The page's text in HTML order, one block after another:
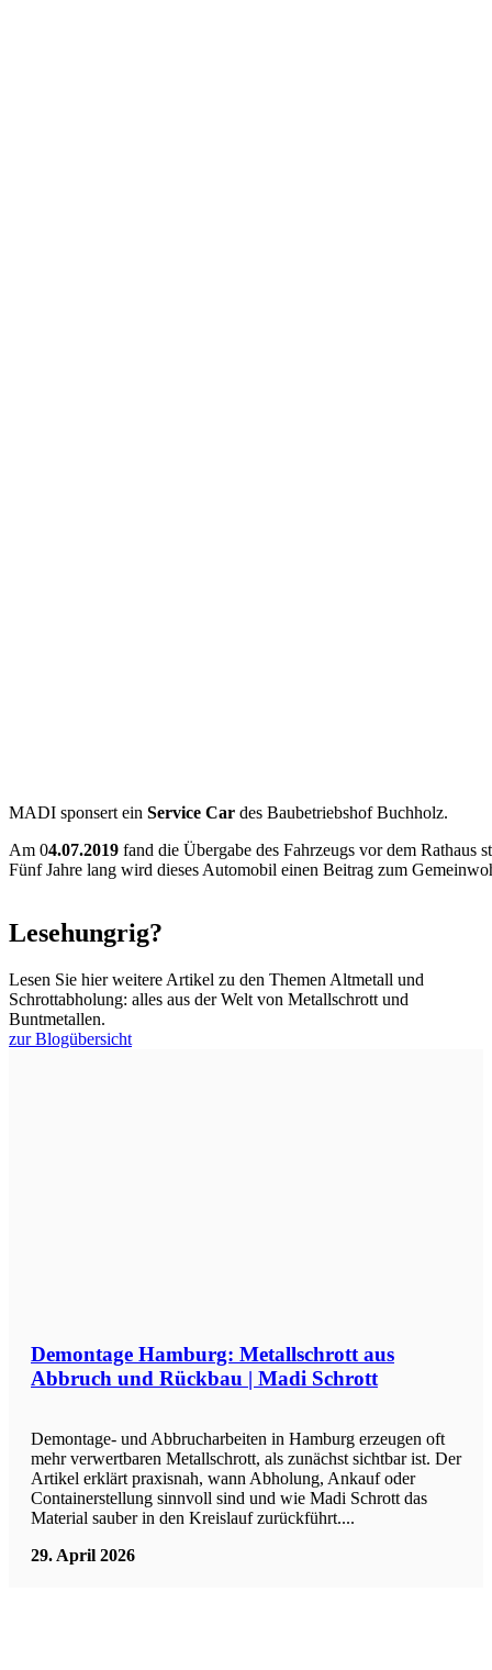
MADI sponsert ein Service Car des Baubetriebshof Buchholz.
Am 04.07.2019 fand die Übergabe des Fahrzeugs vor dem Rathaus
Fünf Jahre lang wird dieses Automobil einen Beitrag zum
Lesehungrig?
Lesen Sie hier weitere Artikel zu den Themen Altmetall und
Schrottabholung: alles aus der Welt von Metallschrott und
Buntmetallen.
zur Blogübersicht
Demontage Hamburg: Metallschrott aus
Abbruch und Rückbau | Madi Schrott
Demontage- und Abbrucharbeiten in Hamburg erzeugen oft
mehr verwertbaren Metallschrott, als zunächst sichtbar ist. Der
Artikel erklärt praxisnah, wann Abholung, Ankauf oder
Containerstellung sinnvoll sind und wie Madi Schrott das
Material sauber in den Kreislauf zurückführt....
29. April 2026